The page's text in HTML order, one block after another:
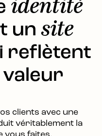
: je conçois
pour
assurer une
et renforcez
optimisé, conçu
utilisateur
l’image de votre
identité
un site
reflètent
clients avec une
véritablement la